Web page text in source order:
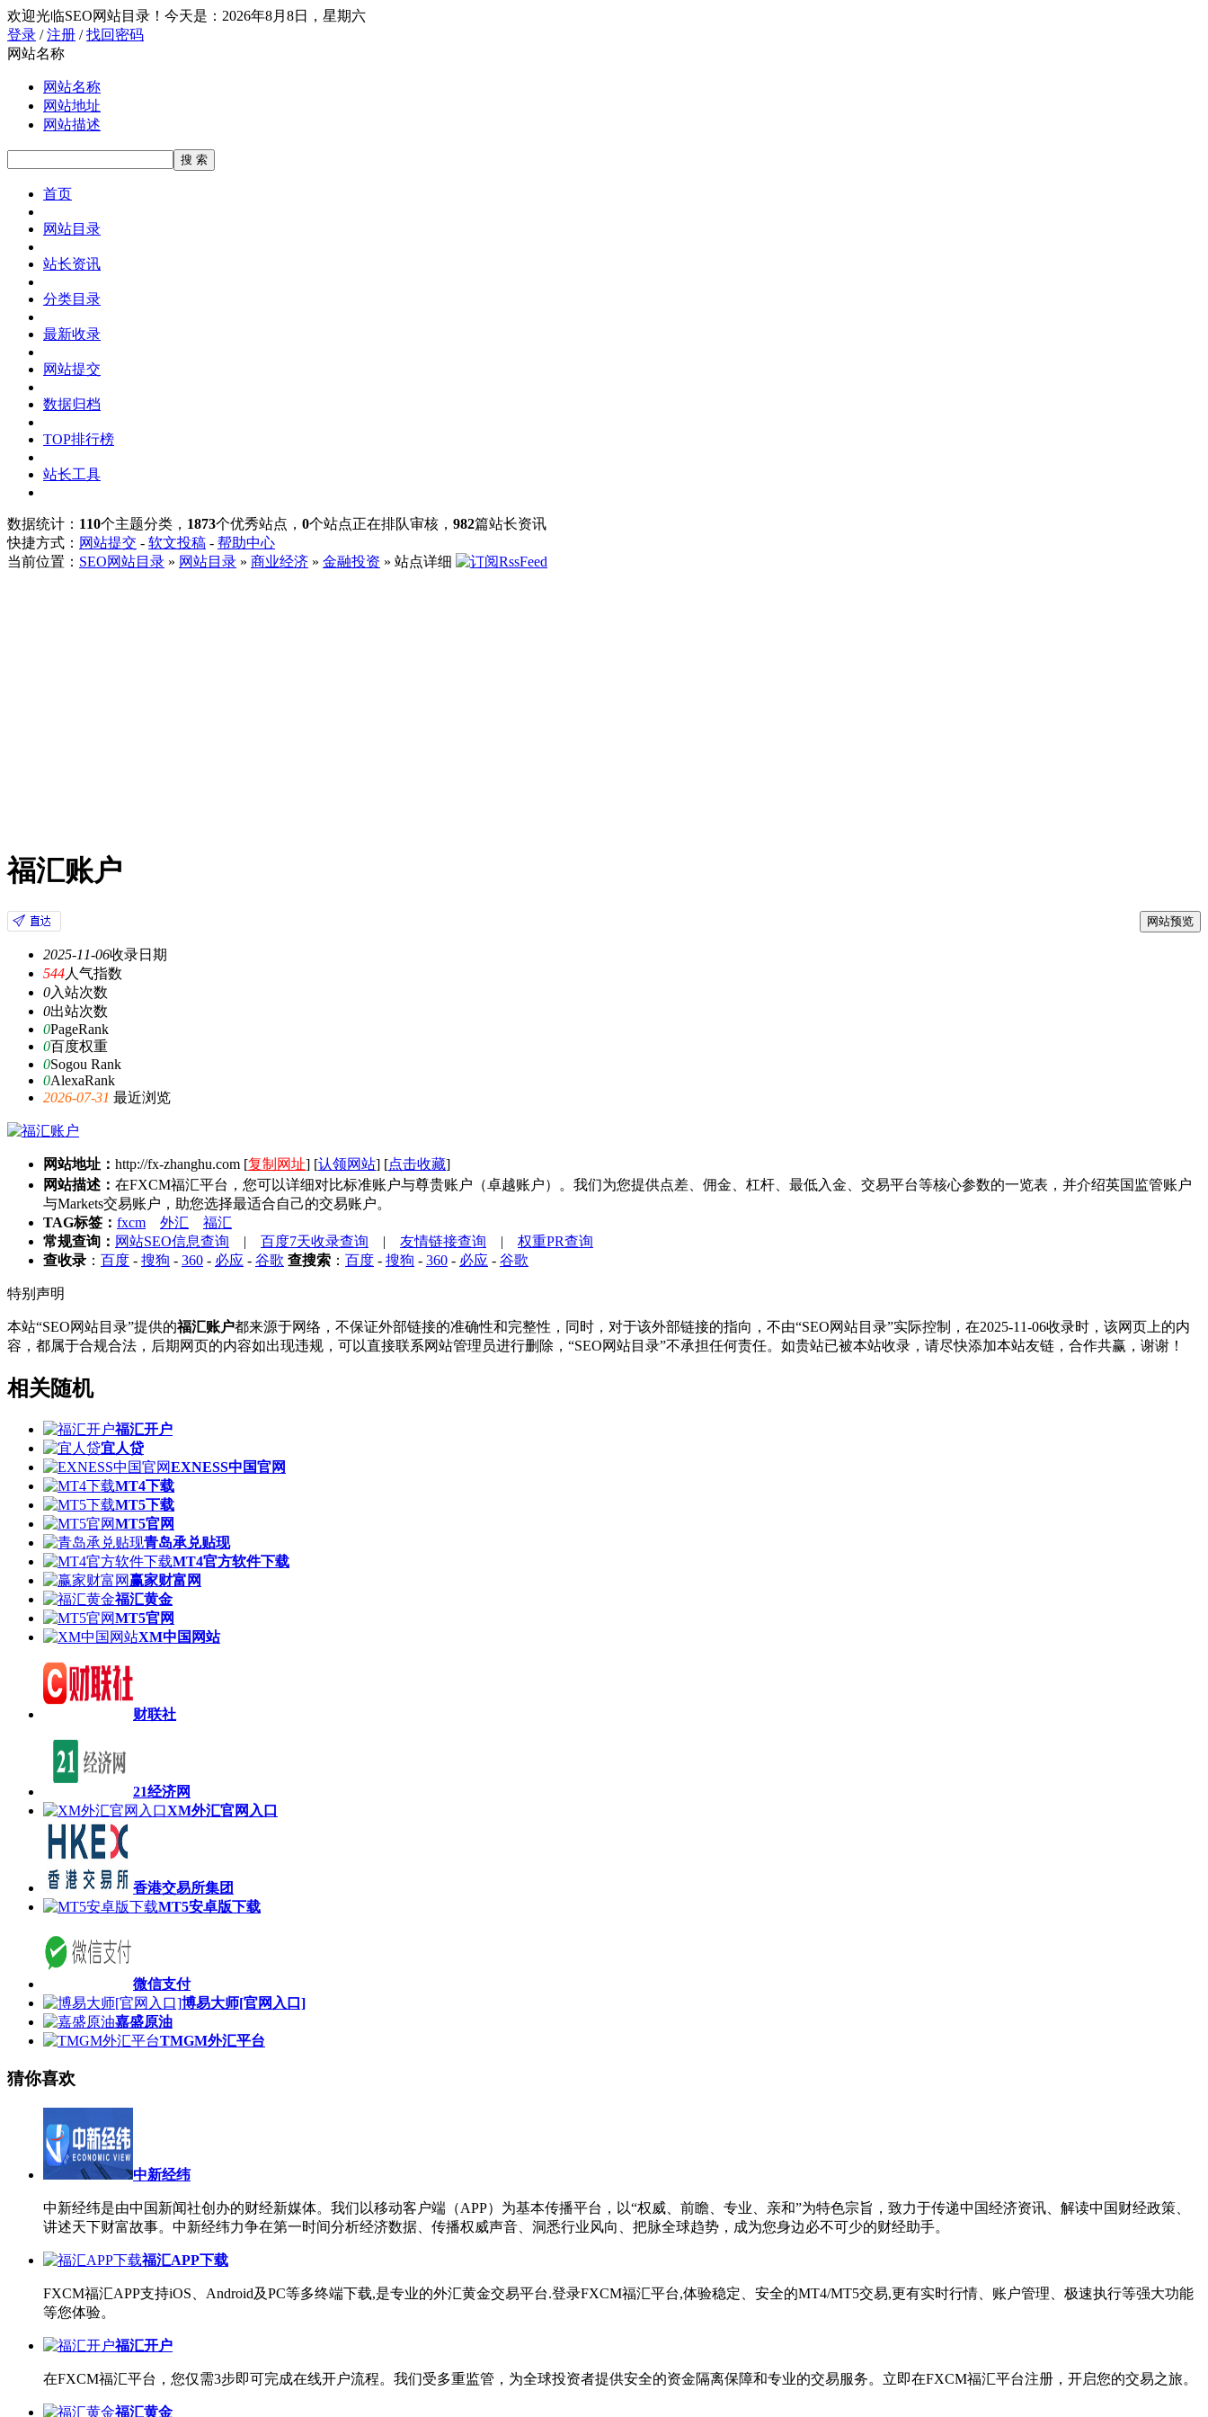
欢迎光临SEO网站目录！ 今天是：2026年8月8日，星期六
登录 /注册 /找回密码
网站名称
网站名称
网站地址
网站描述
首页
网站目录
站长资讯
分类目录
最新收录
网站提交
数据归档
TOP排行榜
站长工具
数据统计： 110个主题分类， 1873个优秀站点， 0个站点正在排队审核， 982篇站长资讯
快捷方式： 网站提交 - 软文投稿 - 帮助中心
当前位置： SEO网站目录 » 网站目录 » 商业经济 » 金融投资 » 站点详细
福汇账户
网站预览
2025-11-06收录日期
544人气指数
0入站次数
0出站次数
0PageRank
0百度权重
0Sogou Rank
0AlexaRank
2026-07-31 最近浏览
网站地址： http://fx-zhanghu.com [复制网址] [认领网站] [点击收藏]
网站描述： 在FXCM福汇平台，您可以详细对比标准账户与尊贵账户（卓越账户）。我们为您提供点差、佣金、杠杆、最低入金、交易平台等核心参数的一览表，并介绍英国监管账户
与Markets交易账户，助您选择最适合自己的交易账户。
TAG标签： fxcm 外汇
福汇
常规查询： 网站SEO信息查询 | 百度7天收录查询 | 友情链接查询 | 权重PR查询
查收录 ： 百度 - 搜狗 - 360 - 必应 - 谷歌 查搜索 ： 百度 - 搜狗 - 360 - 必应 - 谷歌
特别声明
本站“SEO网站目录”提供的福汇账户都来源于网络，不保证外部链接的准确性和完整性，同时，对于该外部链接的指向，不由“SEO网站目录”实际控制，在2025-11-06收录时，该网页上的内
容，都属于合规合法，后期网页的内容如出现违规，可以直接联系网站管理员进行删除，“SEO网站目录”不承担任何责任。如贵站已被本站收录，请尽快添加本站友链，合作共赢，谢谢！
相关随机
福汇开户
宜人贷
EXNESS中国官网
MT4下载
MT5下载
MT5官网
青岛承兑贴现
MT4官方软件下载
赢家财富网
福汇黄金
MT5官网
XM中国网站
财联社
21经济网
XM外汇官网入口
香港交易所集团
MT5安卓版下载
微信支付
博易大师[官网入口]
嘉盛原油
TMGM外汇平台
猜你喜欢
中新经纬
中新经纬是由中国新闻社创办的财经新媒体。我们以移动客户端（APP）为基本传播平台，以“权威、前瞻、专业、亲和”为特色宗旨，致力于传递中国经济资讯、解读中国财经政策、
讲述天下财富故事。中新经纬力争在第一时间分析经济数据、传播权威声音、洞悉行业风向、把脉全球趋势，成为您身边必不可少的财经助手。
福汇APP下载
FXCM福汇APP支持iOS、Android及PC等多终端下载,是专业的外汇黄金交易平台.登录FXCM福汇平台,体验稳定、安全的MT4/MT5交易,更有实时行情、账户管理、极速执行等强大功能
等您体验。
福汇开户
在FXCM福汇平台，您仅需3步即可完成在线开户流程。我们受多重监管，为全球投资者提供安全的资金隔离保障和专业的交易服务。立即在FXCM福汇平台注册，开启您的交易之旅。
福汇黄金